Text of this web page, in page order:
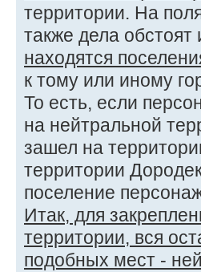
территории. На
также дела
находятся
к тому или иному
То есть, если
на нейтральной
зашел на
территории
поселение
Итак, для
территории, вся
подобных мест -